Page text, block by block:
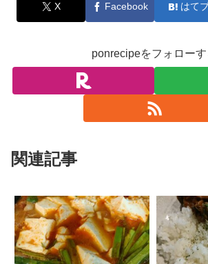
X Facebook はて
ponrecipeをフォローす
関連記事